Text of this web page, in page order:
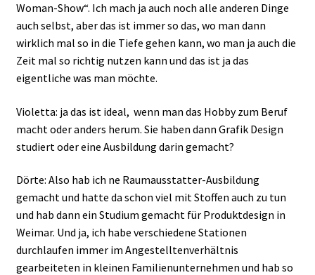
Woman-Show“. Ich mach ja auch noch alle anderen Dinge
auch selbst, aber das ist immer so das, wo man dann
wirklich mal so in die Tiefe gehen kann, wo man ja auch die
Zeit mal so richtig nutzen kann und das ist ja das
eigentliche was man möchte.
Violetta: ja das ist ideal, wenn man das Hobby zum Beruf
macht oder anders herum. Sie haben dann Grafik Design
studiert oder eine Ausbildung darin gemacht?
Dörte: Also hab ich ne Raumausstatter-Ausbildung
gemacht und hatte da schon viel mit Stoffen auch zu tun
und hab dann ein Studium gemacht für Produktdesign in
Weimar. Und ja, ich habe verschiedene Stationen
durchlaufen immer im Angestelltenverhältnis
gearbeiteten in kleinen Familienunternehmen und hab so